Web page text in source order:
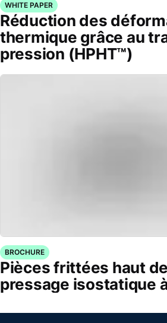
WHITE PAPER
Réduction des
thermique grâce au
pression (HPHT™)
BROCHURE
Pièces frittées haut
pressage isostatique